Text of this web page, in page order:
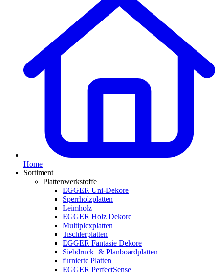
Home
Sortiment
Plattenwerkstoffe
EGGER Uni-Dekore
Sperrholzplatten
Leimholz
EGGER Holz Dekore
Multiplexplatten
Tischlerplatten
EGGER Fantasie Dekore
Siebdruck- & Planboardplatten
furnierte Platten
EGGER PerfectSense